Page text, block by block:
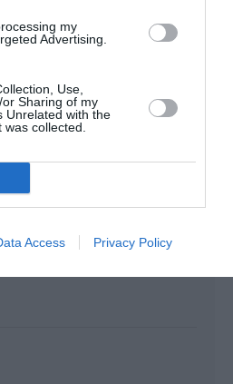
my
Advertising.
Use,
Sharing of my
Unrelated with the
collected.
Access Privacy Policy
LE 8 AOÛT 1908 DANS LE
DÉMONSTRATION
PUBLIQUE...
CIEL : ROGER SOMMER
FAIT ENCORE